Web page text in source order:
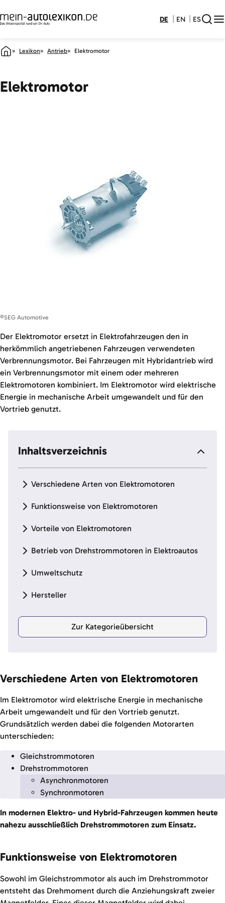
DE EN ES
Lexikon Antrieb Elektromotor
Elektromotor
©SEG Automotive
Der Elektromotor ersetzt in Elektrofahrzeugen den in
herkömmlich angetriebenen Fahrzeugen verwendeten
Verbrennungsmotor. Bei Fahrzeugen mit Hybridantrieb wird
ein Verbrennungsmotor mit einem oder mehreren
Elektromotoren kombiniert. Im Elektromotor wird elektrische
Energie in mechanische Arbeit umgewandelt und für den
Vortrieb genutzt.
Inhaltsverzeichnis
Verschiedene Arten von Elektromotoren
Funktionsweise von Elektromotoren
Vorteile von Elektromotoren
Betrieb von Drehstrommotoren in Elektroautos
Umweltschutz
Hersteller
Zur Kategorieübersicht
Verschiedene Arten von Elektromotoren
Im Elektromotor wird elektrische Energie in mechanische
Arbeit umgewandelt und für den Vortrieb genutzt.
Grundsätzlich werden dabei die folgenden Motorarten
unterschieden:
Gleichstrommotoren
Drehstrommotoren
Asynchronmotoren
Synchronmotoren
In modernen Elektro- und Hybrid-Fahrzeugen kommen heute
nahezu ausschließlich Drehstrommotoren zum Einsatz.
Funktionsweise von Elektromotoren
Sowohl im Gleichstrommotor als auch im Drehstrommotor
entsteht das Drehmoment durch die Anziehungskraft zweier